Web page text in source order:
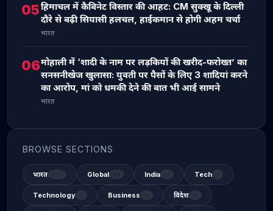
05हिमाचल में कैबिनेट विस्तार की आहट: CM सुक्खू के दिल्ली
दौरे से बढ़ी सियासी हलचल, हाईकमान से होगी अहम चर्चा
भारत
06मोहाली में ‘शादी के नाम पर लड़कियों की खरीद-फरोख्त’ का
सनसनीखेज खुलासा: युवती पर पैसों के लिए 3 शादियां करने
का आरोप, मां को धमकी देने की बात भी आई सामने
भारत
BROWSE SECTIONS
भारत Global India Tech
Technology Business विदेश